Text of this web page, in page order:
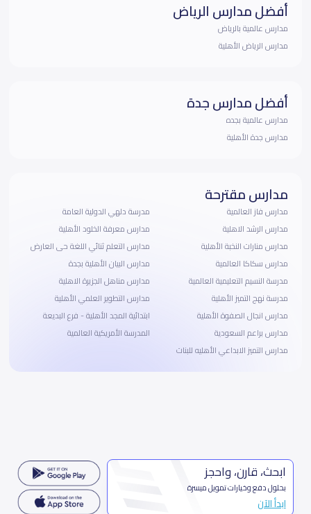
أفضل مدارس الرياض
مدارس عالمية بالرياض
مدارس الرياض الأهلية
أفضل مدارس جدة
مدارس عالمية بجده
مدارس جدة الأهلية
مدارس مقترحة
مدارس فاز العالمية
مدارس الرشد الاهلية
مدارس منارات النخبة الأهلية
مدارس سكاكا العالمية
مدرسة النسيم التعليمية العالمية
مدرسة نهج التميز الأهلية
مدارس انجال الصفوة الأهلية
مدارس براعم السعودية
مدارس التميز الابداعي الأهليه للبنات
مدرسة دلهي الدولية العامة
مدارس معرفة الخلود الأهلية
مدارس التعلم ثنائي اللغة حى العارض
مدارس البيان الأهلية بجدة
مدارس مناهل الجزيرة الاهلية
مدارس التطوير العلمي الأهلية
ابتدائية المجد الأهلية - فرع البديعة
المدرسة الأمريكية العالمية
ابحث، قارن، واحجز
بحلول دفع وخيارات تمويل ميسرة
ابدأ الآن